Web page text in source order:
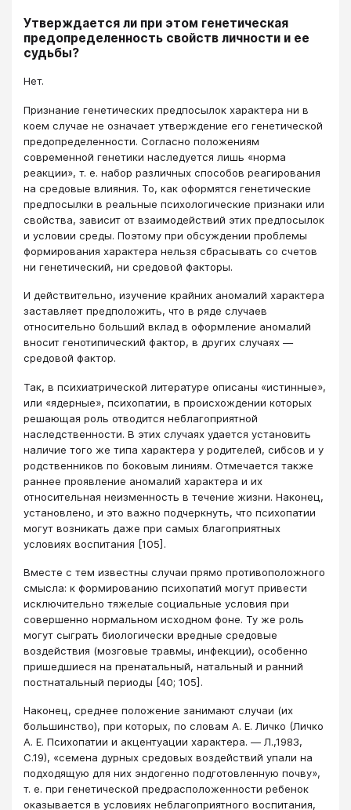
Утверждается ли при этом генетическая
предопределенность свойств личности и ее
судьбы?
Нет.
Признание генетических предпосылок характера ни в
коем случае не означает утверждение его генетической
предопределенности. Согласно положениям
современной генетики наследуется лишь «норма
реакции», т. е. набор различных способов реагирования
на средовые влияния. То, как оформятся генетические
предпосылки в реальные психологические признаки или
свойства, зависит от взаимодействий этих предпосылок
и условии среды. Поэтому при обсуждении проблемы
формирования характера нельзя сбрасывать со счетов
ни генетический, ни средовой факторы.
И действительно, изучение крайних аномалий характера
заставляет предположить, что в ряде случаев
относительно больший вклад в оформление аномалий
вносит генотипический фактор, в других случаях —
средовой фактор.
Так, в психиатрической литературе описаны «истинные»,
или «ядерные», психопатии, в происхождении которых
решающая роль отводится неблагоприятной
наследственности. В этих случаях удается установить
наличие того же типа характера у родителей, сибсов и у
родственников по боковым линиям. Отмечается также
раннее проявление аномалий характера и их
относительная неизменность в течение жизни. Наконец,
установлено, и это важно подчеркнуть, что психопатии
могут возникать даже при самых благоприятных
условиях воспитания [105].
Вместе с тем известны случаи прямо противоположного
смысла: к формированию психопатий могут привести
исключительно тяжелые социальные условия при
совершенно нормальном исходном фоне. Ту же роль
могут сыграть биологически вредные средовые
воздействия (мозговые травмы, инфекции), особенно
пришедшиеся на пренатальный, натальный и ранний
постнатальный периоды [40; 105].
Наконец, среднее положение занимают случаи (их
большинство), при которых, по словам А. Е. Личко (Личко
А. Е. Психопатии и акцентуации характера. ― Л.,1983,
С.19), «семена дурных средовых воздействий упали на
подходящую для них эндогенно подготовленную почву»,
т. е. при генетической предрасположенности ребенок
оказывается в условиях неблагоприятного воспитания,